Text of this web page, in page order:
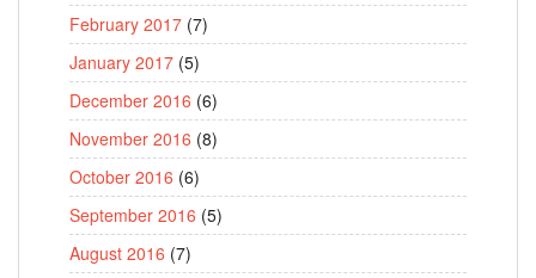
February 2017 (7)
January 2017 (5)
December 2016 (6)
November 2016 (8)
October 2016 (6)
September 2016 (5)
August 2016 (7)